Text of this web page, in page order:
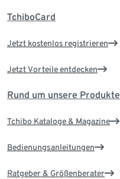
TchiboCard
Jetzt kostenlos registrieren
Jetzt Vorteile entdecken
Rund um unsere Produkte
Tchibo Kataloge & Magazine
Bedienungsanleitungen
Ratgeber & Größenberater